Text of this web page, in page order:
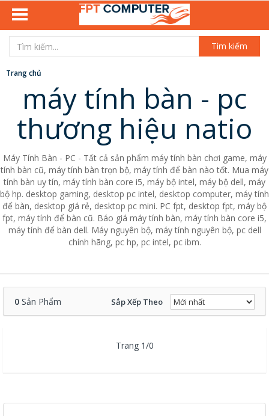
Tìm kiếm
Trang chủ
máy tính bàn - pc
thương hiệu natio
Máy Tính Bàn - PC - Tất cả sản phẩm máy tính bàn chơi game, máy
tính bàn cũ, máy tính bàn trọn bộ, máy tính để bàn nào tốt. Mua máy
tính bàn uy tín, máy tính bàn core i5, máy bộ intel, máy bộ dell, máy
bộ hp. desktop gaming, desktop pc intel, desktop computer, máy tính
để bàn, desktop giá rẻ, desktop pc mini. PC fpt, desktop fpt, máy bộ
fpt, máy tính để bàn cũ. Báo giá máy tính bàn, máy tính bàn core i5,
máy tính để bàn dell. Máy nguyên bộ, máy tính nguyên bộ, pc dell
chính hãng, pc hp, pc intel, pc ibm.
0 Sản Phẩm Sắp Xếp Theo
Trang 1/0